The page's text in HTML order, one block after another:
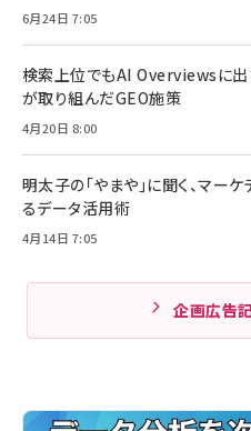
6月24日 7:05
検索上位でもAI Overviewsに出
が取り組んだGEO施策
4月20日 8:00
明太子の「やまや」に聞く、マー
るデータ活用術
4月14日 7:05
企画広告